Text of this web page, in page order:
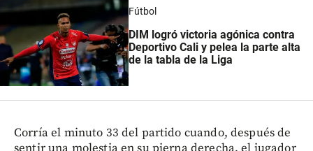
Fútbol
DIM logró victoria agónica contra
Deportivo Cali y pelea la parte alta
de la tabla de la Liga
Corría el minuto 33 del partido cuando, después de